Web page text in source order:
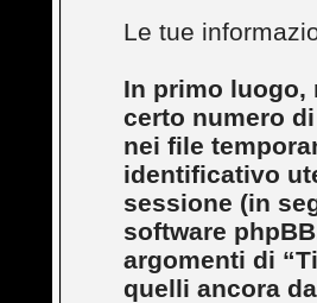
Le tue
In primo luogo,
certo numero
nei file
identificativo
sessione (in
software
argomenti di
quelli ancora